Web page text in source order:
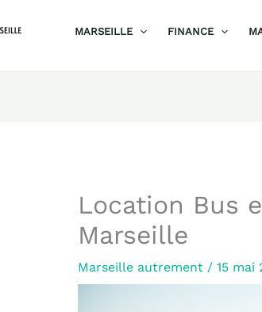
MARSEILLE FINANCE
Location Bus
Marseille
Marseille autrement/ 15 mai